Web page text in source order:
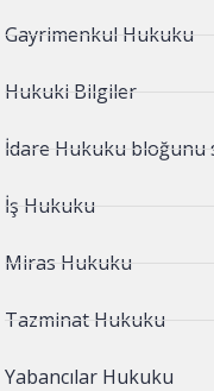
Gayrimenkul Hukuku
Hukuki Bilgiler
İdare Hukuku bloğunu
İş Hukuku
Miras Hukuku
Tazminat Hukuku
Yabancılar Hukuku